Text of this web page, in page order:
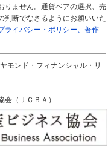
りません。通貨ペアの選択、売
判断でなさるようにお願いいた
プライバシー・ポリシー、著作
モンド・フィナンシャル・リ
（ＪＣＢＡ）